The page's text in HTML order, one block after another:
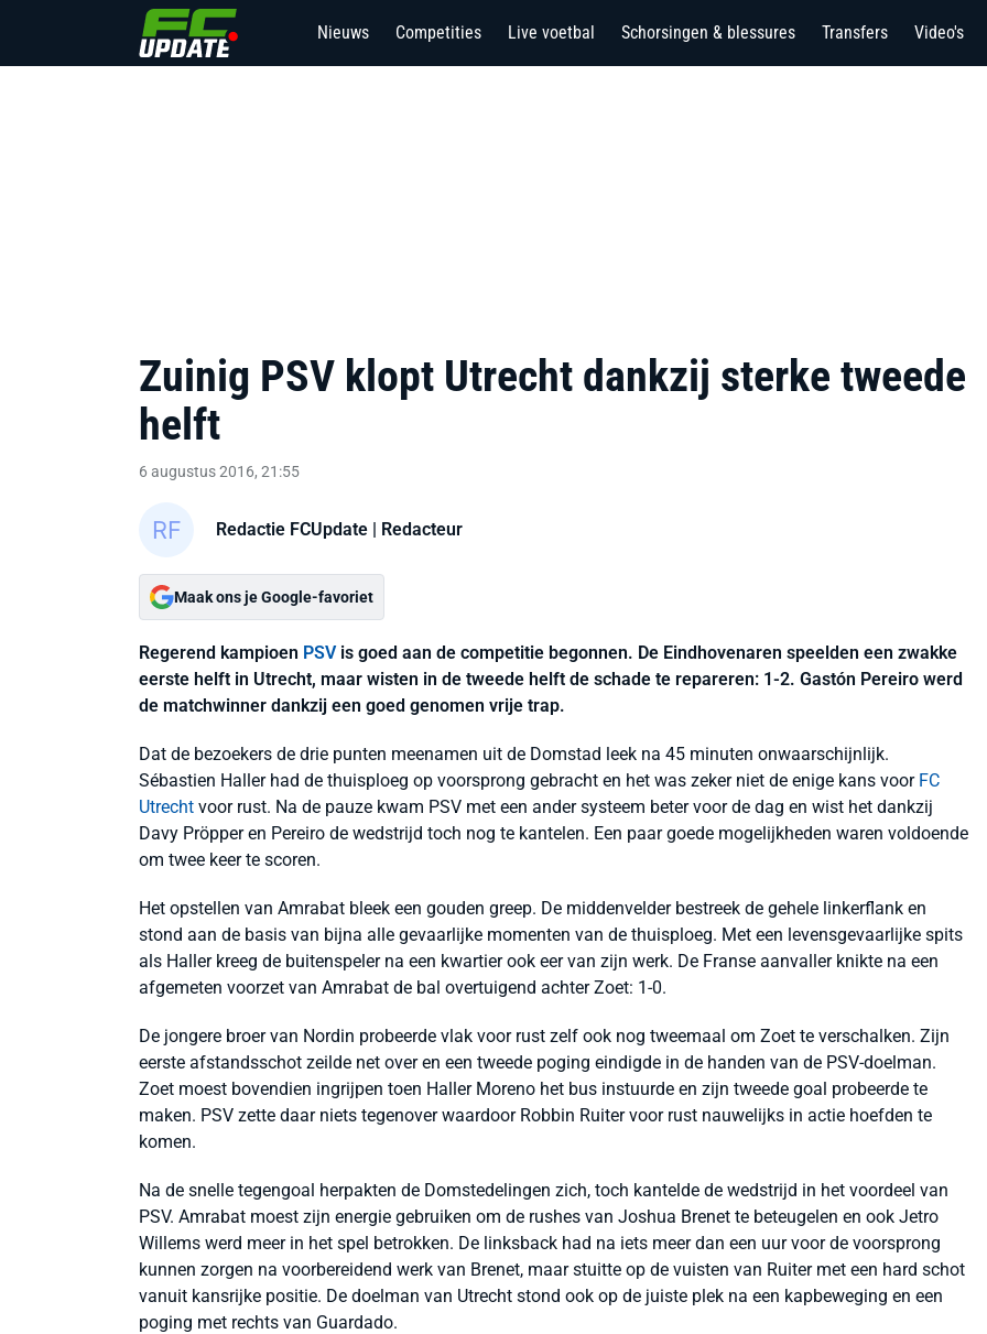
Nieuws Competities Live voetbal Schorsingen & blessures Transfers Video's
Zuinig PSV klopt Utrecht dankzij sterke tweede
helft
6 augustus 2016, 21:55
Redactie FCUpdate | Redacteur
Maak ons je Google-favoriet
Regerend kampioen PSVis goed aan de competitie begonnen. De Eindhovenaren speelden een zwakke
eerste helft in Utrecht, maar wisten in de tweede helft de schade te repareren: 1-2. Gastón Pereiro werd
de matchwinner dankzij een goed genomen vrije trap.
Dat de bezoekers de drie punten meenamen uit de Domstad leek na 45 minuten onwaarschijnlijk.
Sébastien Haller had de thuisploeg op voorsprong gebracht en het was zeker niet de enige kans voor FC
Utrecht voor rust. Na de pauze kwam PSV met een ander systeem beter voor de dag en wist het dankzij
Davy Pröpper en Pereiro de wedstrijd toch nog te kantelen. Een paar goede mogelijkheden waren voldoende
om twee keer te scoren.
Het opstellen van Amrabat bleek een gouden greep. De middenvelder bestreek de gehele linkerflank en
stond aan de basis van bijna alle gevaarlijke momenten van de thuisploeg. Met een levensgevaarlijke spits
als Haller kreeg de buitenspeler na een kwartier ook eer van zijn werk. De Franse aanvaller knikte na een
afgemeten voorzet van Amrabat de bal overtuigend achter Zoet: 1-0.
De jongere broer van Nordin probeerde vlak voor rust zelf ook nog tweemaal om Zoet te verschalken. Zijn
eerste afstandsschot zeilde net over en een tweede poging eindigde in de handen van de PSV-doelman.
Zoet moest bovendien ingrijpen toen Haller Moreno het bus instuurde en zijn tweede goal probeerde te
maken. PSV zette daar niets tegenover waardoor Robbin Ruiter voor rust nauwelijks in actie hoefden te
komen.
Na de snelle tegengoal herpakten de Domstedelingen zich, toch kantelde de wedstrijd in het voordeel van
PSV. Amrabat moest zijn energie gebruiken om de rushes van Joshua Brenet te beteugelen en ook Jetro
Willems werd meer in het spel betrokken. De linksback had na iets meer dan een uur voor de voorsprong
kunnen zorgen na voorbereidend werk van Brenet, maar stuitte op de vuisten van Ruiter met een hard schot
vanuit kansrijke positie. De doelman van Utrecht stond ook op de juiste plek na een kapbeweging en een
poging met rechts van Guardado.